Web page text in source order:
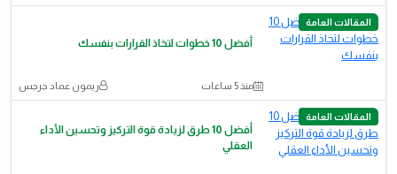
المقالات العامة
أفضل 10 خطوات لتخاذ القرارات بنفسك
منذ 5 ساعات ريمون عماد جرجس
المقالات العامة
أفضل 10 طرق لزيادة قوة التركيز وتحسين الأداء
العقلي